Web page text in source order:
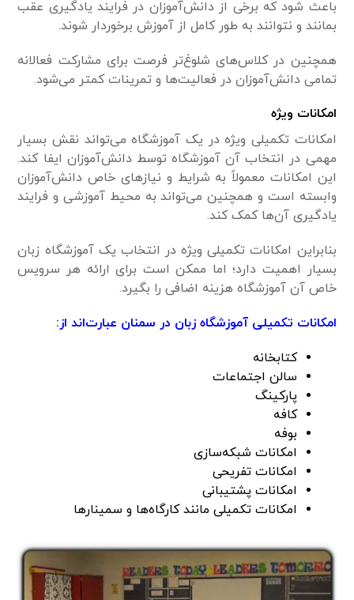
باعث شود که برخی از دانش‌آموزان در فرایند یادگیری عقب
بمانند و نتوانند به طور کامل از آموزش برخوردار شوند.
همچنین در کلاس‌های شلوغ‌تر فرصت برای مشارکت فعالانه
تمامی دانش‌آموزان در فعالیت‌ها و تمرینات کمتر می‌شود.
امکانات ویژه
امکانات تکمیلی ویژه در یک آموزشگاه می‌تواند نقش بسیار
مهمی در انتخاب آن آموزشگاه توسط دانش‌آموزان ایفا کند.
این امکانات معمولاً به شرایط و نیازهای خاص دانش‌آموزان
وابسته است و همچنین می‌تواند به محیط آموزشی و فرایند
یادگیری آن‌ها کمک کند.
بنابراین امکانات تکمیلی ویژه در انتخاب یک آموزشگاه زبان
بسیار اهمیت دارد؛ اما ممکن است برای ارائه هر سرویس
خاص آن آموزشگاه هزینه اضافی را بگیرد.
امکانات تکمیلی آموزشگاه زبان در سمنان عبارت‌اند از:
کتابخانه
سالن اجتماعات
پارکینگ
کافه
بوفه
امکانات شبکه‌سازی
امکانات تفریحی
امکانات پشتیبانی
امکانات تکمیلی مانند کارگاه‌ها و سمینارها